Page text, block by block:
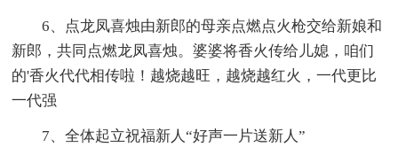
6、点龙凤喜烛由新郎的母亲点燃点火枪交给新娘和
新郎，共同点燃龙凤喜烛。婆婆将香火传给儿媳，咱们
的'香火代代相传啦！越烧越旺，越烧越红火，一代更比
一代强
7、全体起立祝福新人“好声一片送新人”